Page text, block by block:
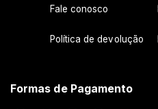
Fale conosco
Política de devolução
Formas de Pagamento